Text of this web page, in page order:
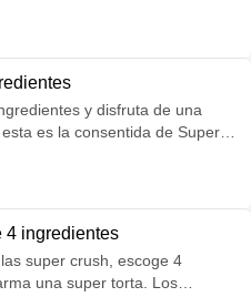
Milanesa Queso de puerco
y disfruta de una
es la consentida de Super
Queso de puerco Milanesa
4 ingredientes
super crush, escoge 4
una super torta. Los